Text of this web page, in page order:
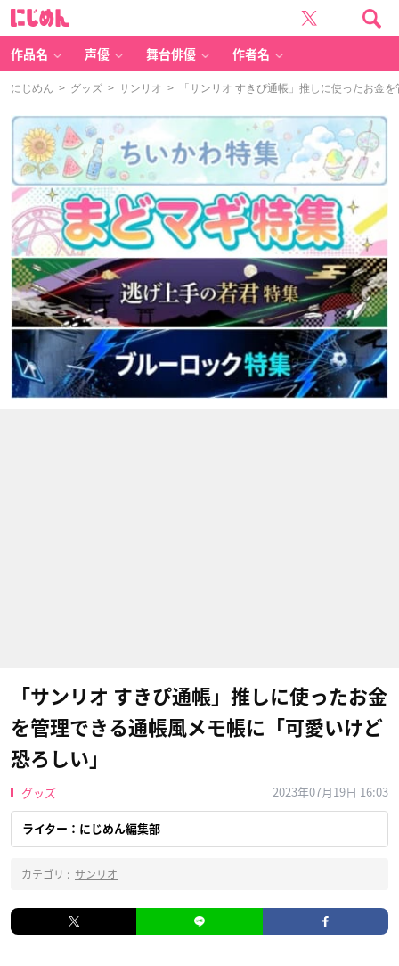
作品名 声優 舞台俳優 作者名
にじめん > グッズ > サンリオ > 「サンリオ すきぴ通帳」推しに使ったお金
「サンリオ すきぴ通帳」推しに使ったお金
を管理できる通帳風メモ帳に「可愛いけど
恐ろしい」
グッズ 2023年07月19日 16:03
ライター：にじめん編集部
カテゴリ : サンリオ